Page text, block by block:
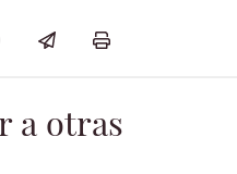
a otras